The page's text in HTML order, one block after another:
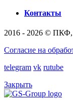
Контакты
2016 - 2026 © ПКФ,
Согласие на
telegram vk rutube
Закрыть